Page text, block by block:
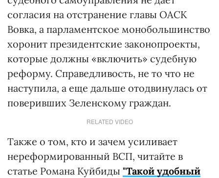
согласия на отстранение главы ОАСК
Вовка, а парламентское монобольшинство
хоронит президентские законопроекты,
которые должны «включить» судебную
реформу. Справедливость, не то что не
наступила, а еще дальше отодвинулась от
поверивших Зеленскому граждан.
RELATED VIDEO
Также о том, кто и зачем усиливает
нереформированный ВСП, читайте в
статье Романа Куйбиды "Такой удобный